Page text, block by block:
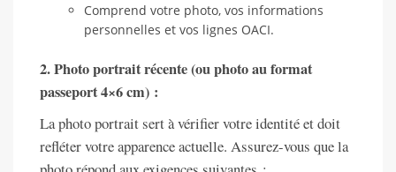
Comprend votre photo, vos informations
personnelles et vos lignes OACI.
2. Photo portrait récente (ou photo au format
passeport 4×6 cm) :
La photo portrait sert à vérifier votre identité et doit
refléter votre apparence actuelle. Assurez-vous que la